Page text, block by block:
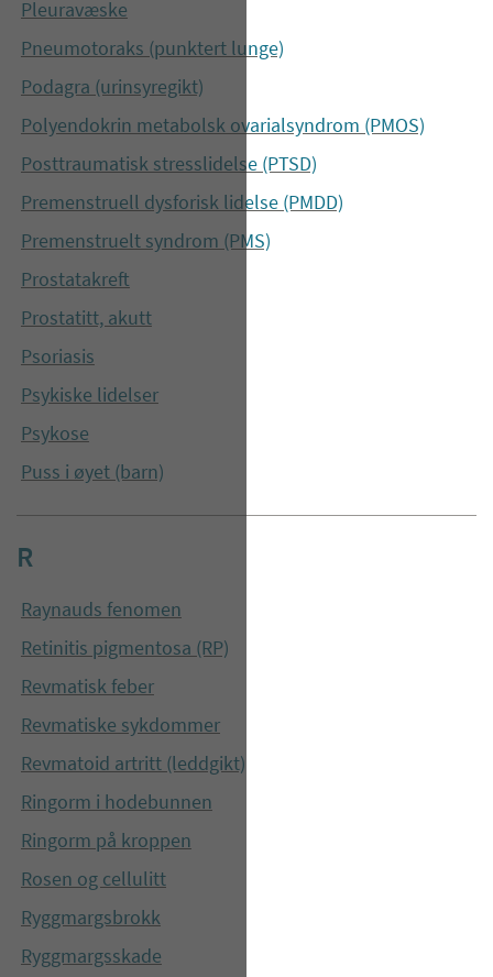
Pleuravæske
Pneumotoraks (punktert lunge)
Podagra (urinsyregikt)
Polyendokrin metabolsk ovarialsyndrom (PMOS)
Posttraumatisk stresslidelse (PTSD)
Premenstruell dysforisk lidelse (PMDD)
Premenstruelt syndrom (PMS)
Prostatakreft
Prostatitt, akutt
Psoriasis
Psykiske lidelser
Psykose
Puss i øyet (barn)
R
Raynauds fenomen
Retinitis pigmentosa (RP)
Revmatisk feber
Revmatiske sykdommer
Revmatoid artritt (leddgikt)
Ringorm i hodebunnen
Ringorm på kroppen
Rosen og cellulitt
Ryggmargsbrokk
Ryggmargsskade